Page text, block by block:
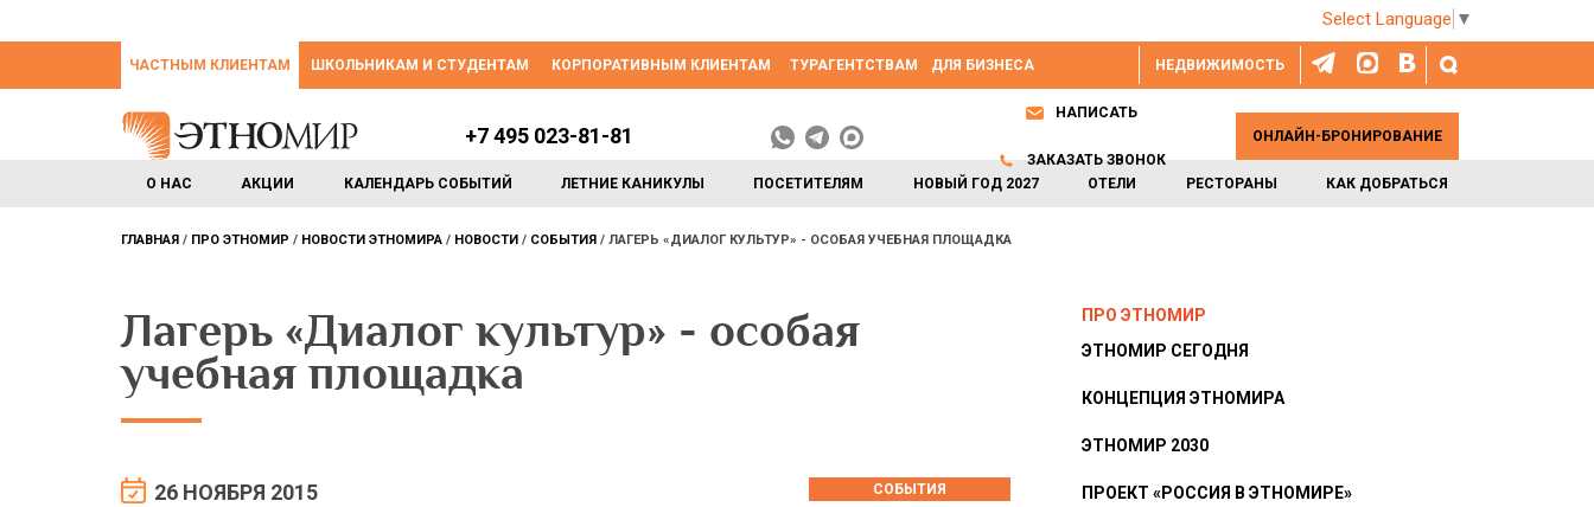
Select Language ▼
НЕДВИЖИМОСТЬ
ЧАСТНЫМ КЛИЕНТАМ ШКОЛЬНИКАМ И СТУДЕНТАМ КОРПОРАТИВНЫМ КЛИЕНТАМ ТУРАГЕНТСТВАМ ДЛЯ БИЗНЕСА
О НАС АКЦИИ КАЛЕНДАРЬ СОБЫТИЙ ЛЕТНИЕ КАНИКУЛЫ ПОСЕТИТЕЛЯМ НОВЫЙ ГОД 2027 ОТЕЛИ РЕСТОРАНЫ КАК ДОБРАТЬСЯ
+7 495 023-81-81
НАПИСАТЬ
ЗАКАЗАТЬ ЗВОНОК
ОНЛАЙН-БРОНИРОВАНИЕ
ГЛАВНАЯ ПРО ЭТНОМИР НОВОСТИ ЭТНОМИРА НОВОСТИ СОБЫТИЯ ЛАГЕРЬ «ДИАЛОГ КУЛЬТУР» - ОСОБАЯ УЧЕБНАЯ ПЛОЩАДКА
Лагерь «Диалог культур» - особая
учебная площадка
26 НОЯБРЯ 2015 СОБЫТИЯ
ПРО ЭТНОМИР
ЭТНОМИР СЕГОДНЯ
КОНЦЕПЦИЯ ЭТНОМИРА
ЭТНОМИР 2030
ПРОЕКТ «РОССИЯ В ЭТНОМИРЕ»